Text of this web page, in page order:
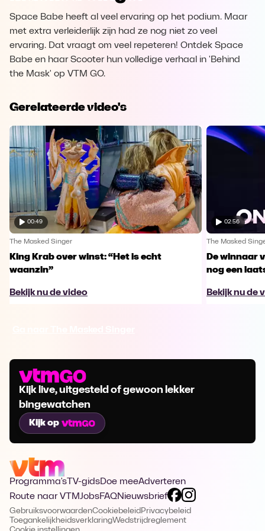
Space Babe heeft al veel ervaring op het podium. Maar
met extra verleiderlijk zijn had ze nog niet zo veel
ervaring. Dat vraagt om veel repeteren! Ontdek Space
Babe en haar Scooter hun volledige verhaal in 'Behind
the Mask' op VTM GO.
Gerelateerde video's
00:49
The Masked Singer
King Krab over winst: “Het is echt
waanzin”
Bekijk nu de video
02:56
The Masked
De winnaar
nog een
Bekijk nu de
Kijk live, uitgesteld of gewoon lekker
bingewatchen
Kijk op
Programma's TV-gidsDoe meeAdverteren
Route naar VTMJobsFAQNieuwsbrief
GebruiksvoorwaardenCookiebeleid Privacybeleid
ToegankelijkheidsverklaringWedstrijdreglement